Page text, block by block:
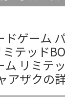
ドゲーム
テッド
リミテ
アザクの